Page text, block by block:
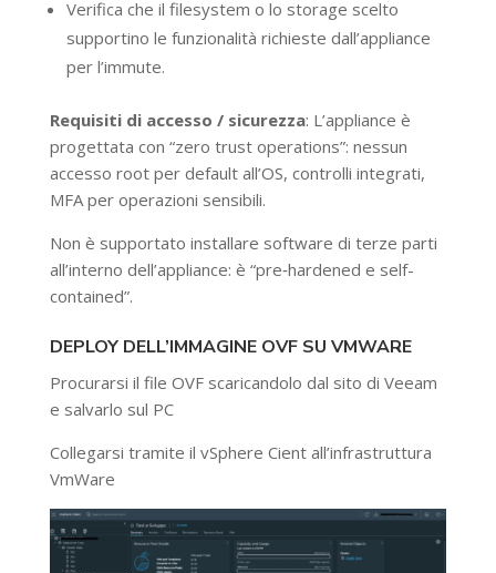
Verifica che il filesystem o lo storage scelto
supportino le funzionalità richieste dall’appliance
per l’immute.
Requisiti di accesso / sicurezza: L’appliance è
progettata con “zero trust operations”: nessun
accesso root per default all’OS, controlli integrati,
MFA per operazioni sensibili.
Non è supportato installare software di terze parti
all’interno dell’appliance: è “pre‑hardened e self-
contained”.
DEPLOY DELL’IMMAGINE OVF SU VMWARE
Procurarsi il file OVF scaricandolo dal sito di Veeam
e salvarlo sul PC
Collegarsi tramite il vSphere Cient all’infrastruttura
VmWare